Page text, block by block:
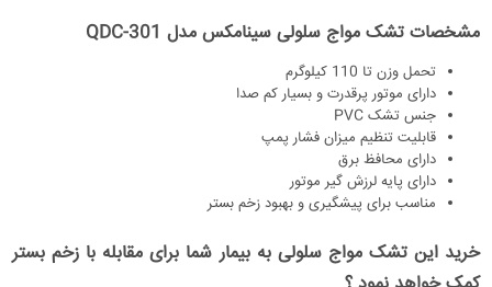
مشخصات تشک مواج سلولی سینامکس مدل QDC-301
تحمل وزن تا 110 کیلوگرم
دارای موتور پرقدرت و بسیار کم صدا
جنس تشک PVC
قابلیت تنظیم میزان فشار پمپ
دارای محافظ برق
دارای پایه لرزش گیر موتور
مناسب برای پیشگیری و بهبود زخم بستر
خرید این تشک مواج سلولی به بیمار شما برای مقابله با زخم بستر